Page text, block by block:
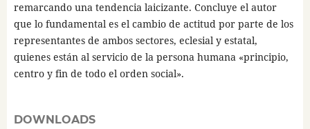
remarcando una tendencia laicizante. Concluye el autor
que lo fundamental es el cambio de actitud por parte de los
representantes de ambos sectores, eclesial y estatal,
quienes están al servicio de la persona humana «principio,
centro y fin de todo el orden social».
DOWNLOADS